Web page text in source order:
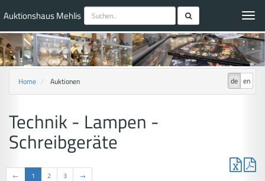
Auktionshaus Mehlis
de en
Home Auktionen
Technik - Lampen -
Schreibgeräte
← 1 2 3 →